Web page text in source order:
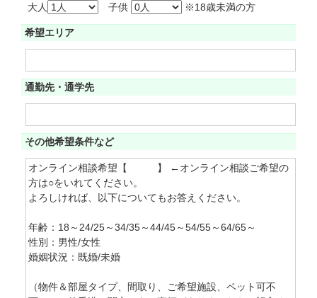
大人 子供 ※18歳未満の方
希望エリア
通勤先・通学先
その他希望条件など